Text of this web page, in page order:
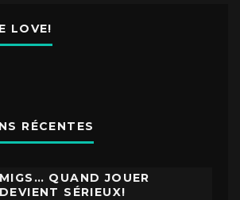
LOVE!
RÉCENTES
MIGS… QUAND JOUER
DEVIENT SÉRIEUX!